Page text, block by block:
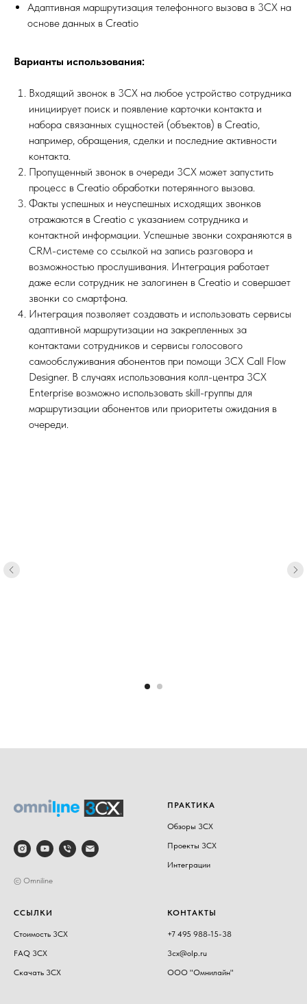
Адаптивная маршрутизация телефонного вызова в 3CX на
основе данных в Creatio
Варианты использования:
Входящий звонок в 3CX на любое устройство сотрудника
инициирует поиск и появление карточки контакта и
набора связанных сущностей (объектов) в Creatio,
например, обращения, сделки и последние активности
контакта.
Пропущенный звонок в очереди 3CX может запустить
процесс в Creatio обработки потерянного вызова.
Факты успешных и неуспешных исходящих звонков
отражаются в Creatio с указанием сотрудника и
контактной информации. Успешные звонки сохраняются в
CRM-системе со ссылкой на запись разговора и
возможностью прослушивания. Интеграция работает
даже если сотрудник не залогинен в Creatio и совершает
звонки со смартфона.
Интеграция позволяет создавать и использовать сервисы
адаптивной маршрутизации на закрепленных за
контактами сотрудников и сервисы голосового
самообслуживания абонентов при помощи 3CX Call Flow
Designer. В случаях использования колл-центра 3CX
Enterprise возможно использовать skill-группы для
маршрутизации абонентов или приоритеты ожидания в
очереди.
© Omniline
ПРАКТИКА
Обзоры 3CX
Проекты 3CX
Интеграции
ССЫЛКИ
Стоимость 3CX
FAQ 3CX
Скачать 3CX
КОНТАКТЫ
+7 495 988-15-38
3cx@olp.ru
ООО "Омнилайн"